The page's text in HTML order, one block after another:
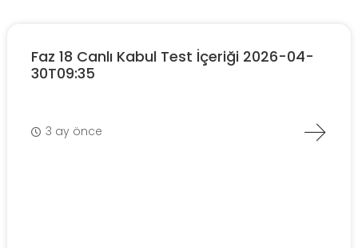
Faz 18 Canlı Kabul Test İçeriği 2026-04-
30T09:35
3 ay önce